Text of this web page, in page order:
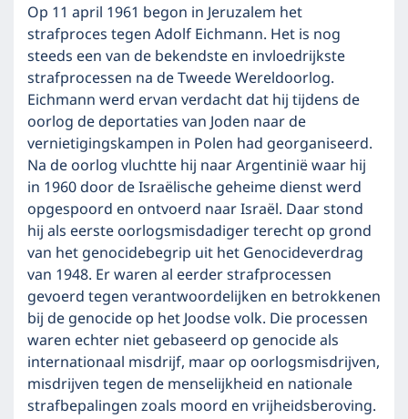
Op 11 april 1961 begon in Jeruzalem het
strafproces tegen Adolf Eichmann. Het is nog
steeds een van de bekendste en invloedrijkste
strafprocessen na de Tweede Wereldoorlog.
Eichmann werd ervan verdacht dat hij tijdens de
oorlog de deportaties van Joden naar de
vernietigingskampen in Polen had georganiseerd.
Na de oorlog vluchtte hij naar Argentinië waar hij
in 1960 door de Israëlische geheime dienst werd
opgespoord en ontvoerd naar Israël. Daar stond
hij als eerste oorlogsmisdadiger terecht op grond
van het genocidebegrip uit het Genocideverdrag
van 1948. Er waren al eerder strafprocessen
gevoerd tegen verantwoordelijken en betrokkenen
bij de genocide op het Joodse volk. Die processen
waren echter niet gebaseerd op genocide als
internationaal misdrijf, maar op oorlogsmisdrijven,
misdrijven tegen de menselijkheid en nationale
strafbepalingen zoals moord en vrijheidsberoving.